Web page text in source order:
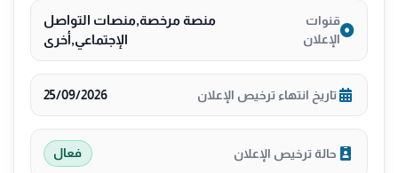
قنوات
الإعلان
منصة مرخصة,منصات التواصل
الإجتماعي,أخرى
تاريخ انتهاء ترخيص الإعلان 25/09/2026
حالة ترخيص الإعلان فعال